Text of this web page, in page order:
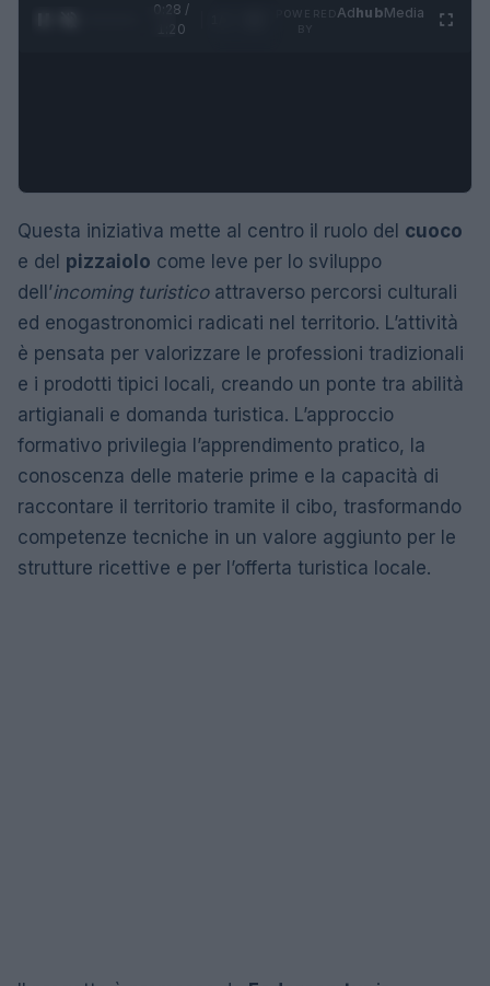
0:29 /
1:20
AdhubMedia
Questa iniziativa mette al centro il ruolo del cuoco
e del pizzaiolo come leve per lo sviluppo
dell’incoming turisticoattraverso percorsi culturali
ed enogastronomici radicati nel territorio. L’attività
è pensata per valorizzare le professioni tradizionali
e i prodotti tipici locali, creando un ponte tra abilità
artigianali e domanda turistica. L’approccio
formativo privilegia l’apprendimento pratico, la
conoscenza delle materie prime e la capacità di
raccontare il territorio tramite il cibo, trasformando
competenze tecniche in un valore aggiunto per le
strutture ricettive e per l’offerta turistica locale.